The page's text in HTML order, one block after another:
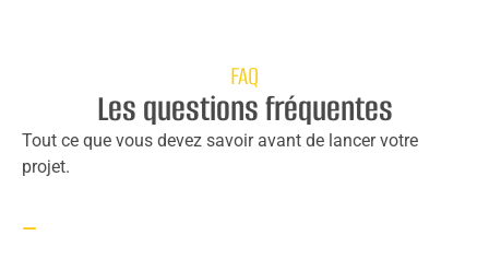
FAQ
Les questions fréquentes
Tout ce que vous devez savoir avant de lancer votre
projet.